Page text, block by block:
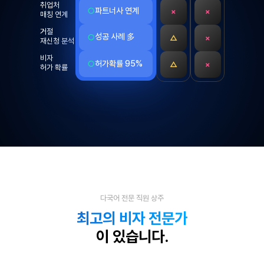
취업처
매칭 연계
거절
재신청 분석
비자
허가 확률
○파트너사 연계
○성공 사례 多
○허가확률 95%
×
△
△
×
×
×
다국어 전문 직원 상주
최고의 비자 전문가
이 있습니다.